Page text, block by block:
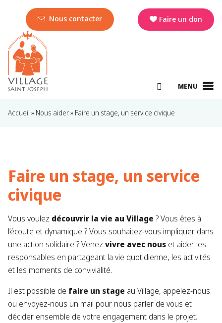
Nous contacter Faire un don
MENU
Accueil » Nous aider» Faire un stage, un service civique
Faire un stage, un service
civique
Vous voulez découvrir la vie au Village ? Vous êtes à
l’écoute et dynamique ? Vous souhaitez-vous impliquer dans
une action solidaire ? Venez vivre avec nous et aider les
responsables en partageant la vie quotidienne, les activités
et les moments de convivialité.
Il est possible de faire un stage au Village, appelez-nous
ou envoyez-nous un mail pour nous parler de vous et
décider ensemble de votre engagement dans le projet.